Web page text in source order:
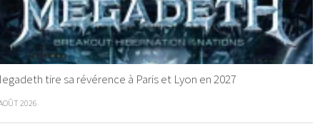
tire sa révérence à Paris et Lyon en 2027
2026